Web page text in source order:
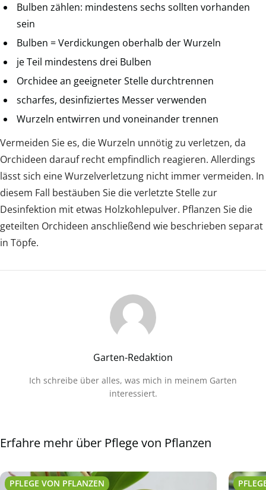
Bulben zählen: mindestens sechs sollten vorhanden
sein
Bulben = Verdickungen oberhalb der Wurzeln
je Teil mindestens drei Bulben
Orchidee an geeigneter Stelle durchtrennen
scharfes, desinfiziertes Messer verwenden
Wurzeln entwirren und voneinander trennen
Vermeiden Sie es, die Wurzeln unnötig zu verletzen, da
Orchideen darauf recht empfindlich reagieren. Allerdings
lässt sich eine Wurzelverletzung nicht immer vermeiden. In
diesem Fall bestäuben Sie die verletzte Stelle zur
Desinfektion mit etwas Holzkohlepulver. Pflanzen Sie die
geteilten Orchideen anschließend wie beschrieben separat
in Töpfe.
Garten-Redaktion
Ich schreibe über alles, was mich in meinem Garten
interessiert.
Erfahre mehr über Pflege von Pflanzen
PFLEGE VON PFLANZEN